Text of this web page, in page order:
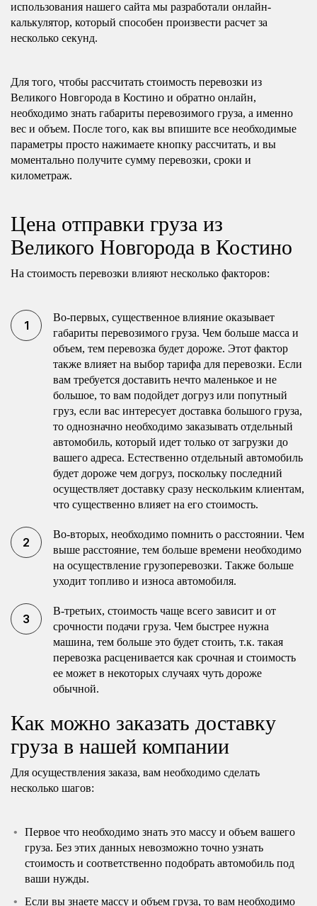
использования нашего сайта мы разработали онлайн-
калькулятор, который способен произвести расчет за
несколько секунд.
Для того, чтобы рассчитать стоимость перевозки из
Великого Новгорода в Костино и обратно онлайн,
необходимо знать габариты перевозимого груза, а именно
вес и объем. После того, как вы впишите все необходимые
параметры просто нажимаете кнопку рассчитать, и вы
моментально получите сумму перевозки, сроки и
километраж.
Цена отправки груза из
Великого Новгорода в Костино
На стоимость перевозки влияют несколько факторов:
Во-первых, существенное влияние оказывает
габариты перевозимого груза. Чем больше масса и
объем, тем перевозка будет дороже. Этот фактор
также влияет на выбор тарифа для перевозки. Если
вам требуется доставить нечто маленькое и не
большое, то вам подойдет догруз или попутный
груз, если вас интересует доставка большого груза,
то однозначно необходимо заказывать отдельный
автомобиль, который идет только от загрузки до
вашего адреса. Естественно отдельный автомобиль
будет дороже чем догруз, поскольку последний
осуществляет доставку сразу нескольким клиентам,
что существенно влияет на его стоимость.
Во-вторых, необходимо помнить о расстоянии. Чем
выше расстояние, тем больше времени необходимо
на осуществление грузоперевозки. Также больше
уходит топливо и износа автомобиля.
В-третьих, стоимость чаще всего зависит и от
срочности подачи груза. Чем быстрее нужна
машина, тем больше это будет стоить, т.к. такая
перевозка расценивается как срочная и стоимость
ее может в некоторых случаях чуть дороже
обычной.
Как можно заказать доставку
груза в нашей компании
Для осуществления заказа, вам необходимо сделать
несколько шагов:
Первое что необходимо знать это массу и объем вашего
груза. Без этих данных невозможно точно узнать
стоимость и соответственно подобрать автомобиль под
ваши нужды.
Если вы знаете массу и объем груза, то вам необходимо